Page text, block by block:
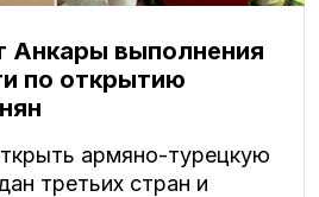
Анкары выполнения
по открытию
армяно-турецкую
третьих стран и